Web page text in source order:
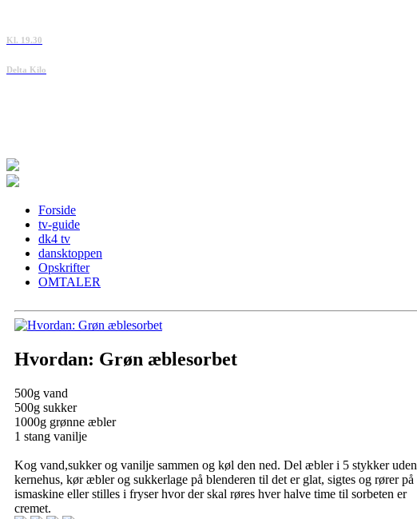
Kl. 19.30
Delta Kilo
Forside
tv-guide
dk4 tv
dansktoppen
Opskrifter
OMTALER
Hvordan: Grøn æblesorbet
500g vand
500g sukker
1000g grønne æbler
1 stang vanilje
Kog vand,sukker og vanilje sammen og køl den ned. Del æbler i 5 stykker uden
kernehus, kør æbler og sukkerlage på blenderen til det er glat, sigtes og rører på
ismaskine eller stilles i fryser hvor der skal røres hver halve time til sorbeten er
cremet.